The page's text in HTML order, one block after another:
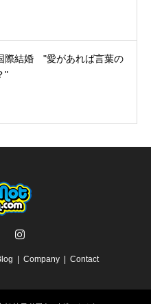
際結婚 "愛があれば言葉の
"
Company Contact